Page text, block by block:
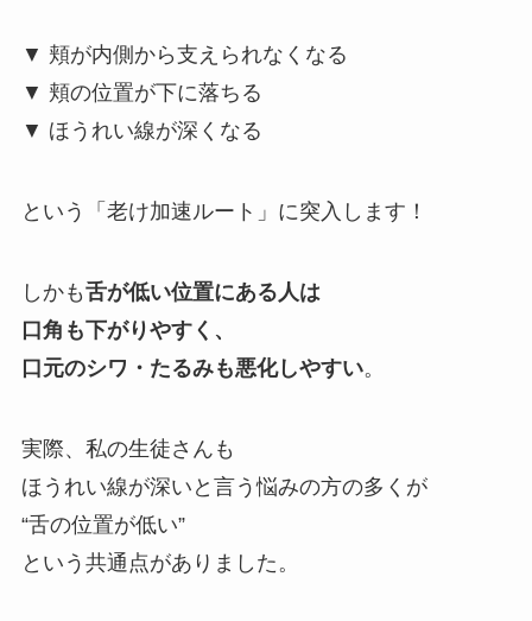
▼ 頬が内側から支えられなくなる
▼ 頬の位置が下に落ちる
▼ ほうれい線が深くなる
という「老け加速ルート」に突入します！
しかも舌が低い位置にある人は
口角も下がりやすく、
口元のシワ・たるみも悪化しやすい。
実際、私の生徒さんも
ほうれい線が深いと言う悩みの方の多くが
“舌の位置が低い”
という共通点がありました。